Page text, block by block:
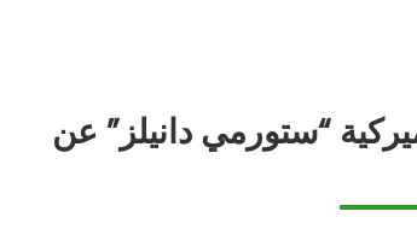
“ستورمي دانيلز” عن